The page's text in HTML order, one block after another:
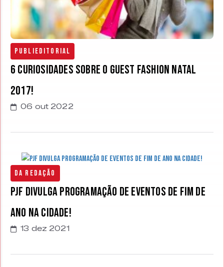
Publieditorial
6 curiosidades sobre o Guest Fashion Natal
2017!
06 out 2022
Da Redação
PJF divulga programação de eventos de fim de
ano na cidade!
13 dez 2021